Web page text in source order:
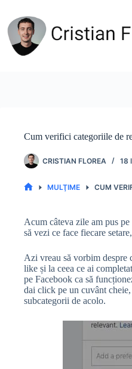
conținut
Cum verifici categoriile de
CRISTIAN FLOREA 18
MULŢIME CUM
Acum câteva zile am pus
să vezi ce face fiecare
Azi vreau să vorbim despre
like și la ceea ce ai
pe Facebook ca să
dai click pe un cuvânt
subcategorii de acolo.